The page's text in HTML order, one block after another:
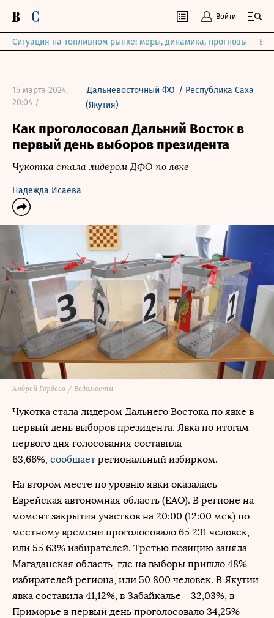
Войти
Ситуация на топливном рынке: меры, динамика, прогнозы
15 марта 2024,
20:04 /
Дальневосточный ФО / Республика Саха
(Якутия)
Как проголосовал Дальний Восток в
первый день выборов президента
Чукотка стала лидером ДФО по явке
Надежда Исаева
Андрей Гордеев / Ведомости
Чукотка стала лидером Дальнего Востока по явке в
первый день выборов президента. Явка по итогам
первого дня голосования составила
63,66%, сообщает региональный избирком.
На втором месте по уровню явки оказалась
Еврейская автономная область (ЕАО). В регионе на
момент закрытия участков на 20:00 (12:00 мск) по
местному времени проголосовало 65 231 человек,
или 55,63% избирателей. Третью позицию заняла
Магаданская область, где на выборы пришло 48%
избирателей региона, или 50 800 человек. В Якутии
явка составила 41,12%, в Забайкалье – 32,03%, в
Приморье в первый день проголосовало 34,25%